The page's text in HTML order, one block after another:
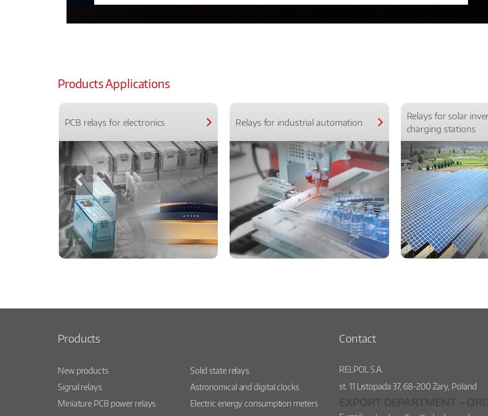
Products Applications
PCB relays for electronics Relays for industrial automation
Relays for solar
charging stations
Products
New products
Signal relays
Miniature PCB power relays
Solid state relays
Astronomical and digital clocks
Electric energy consumption meters
Contact
RELPOL S.A.
st. 11 Listopada 37,68-200Żary, Poland